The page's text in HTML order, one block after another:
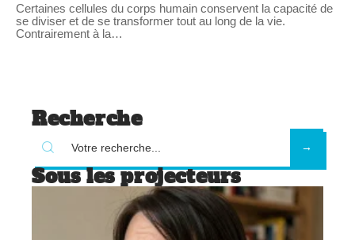
Certaines cellules du corps humain conservent la capacité de
se diviser et de se transformer tout au long de la vie.
Contrairement à la…
Recherche
Sous les projecteurs